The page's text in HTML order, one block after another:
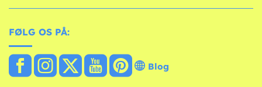
FØLG OS PÅ:
Blog